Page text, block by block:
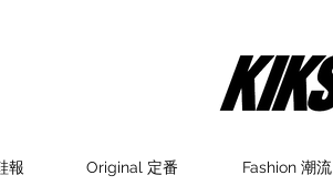
報 Original 定番 Fashion 潮流